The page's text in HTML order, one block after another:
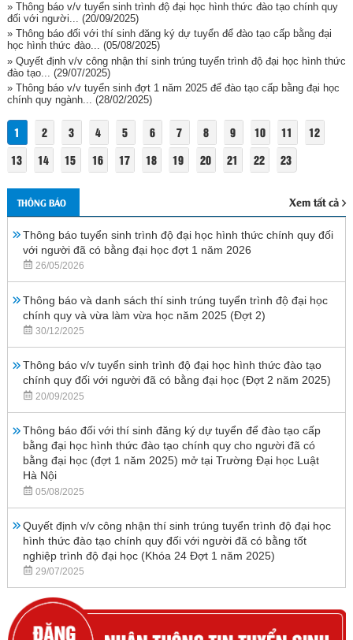
» Thông báo v/v tuyển sinh trình độ đại học hình thức đào tạo chính quy
đối với người... (20/09/2025)
» Thông báo đối với thí sinh đăng ký dự tuyển để đào tạo cấp bằng đại
học hình thức đào... (05/08/2025)
» Quyết định v/v công nhận thí sinh trúng tuyển trình độ đại học hình thức
đào tạo...
(29/07/2025)
» Thông báo v/v tuyển sinh đợt 1 năm 2025 để đào tạo cấp bằng đại học
chính quy ngành... (28/02/2025)
1 2 3 4 5 6 7 8 9 10 11
12
13
14 15 16 17 18 19 20 21 22 23
THÔNG BÁO Xem tất cả
Thông báo tuyển sinh trình độ đại học hình thức chính quy đối
với người đã có bằng đại học đợt 1 năm 2026
26/05/2026
Thông báo và danh sách thí sinh trúng tuyển trình độ đại học
chính quy và vừa làm vừa học năm 2025 (Đợt 2)
30/12/2025
Thông báo v/v tuyển sinh trình độ đại học hình thức đào tạo
chính quy đối với người đã có bằng đại học (Đợt 2 năm 2025)
20/09/2025
Thông báo đối với thí sinh đăng ký dự tuyển để đào tạo cấp
bằng đại học hình thức đào tạo chính quy cho người đã có
bằng đại học (đợt 1 năm 2025) mở tại Trường Đại học Luật
Hà Nội
05/08/2025
Quyết định v/v công nhận thí sinh trúng tuyển trình độ đại học
hình thức đào tạo chính quy đối với người đã có bằng tốt
nghiệp trình độ đại học (Khóa 24 Đợt 1 năm 2025)
29/07/2025